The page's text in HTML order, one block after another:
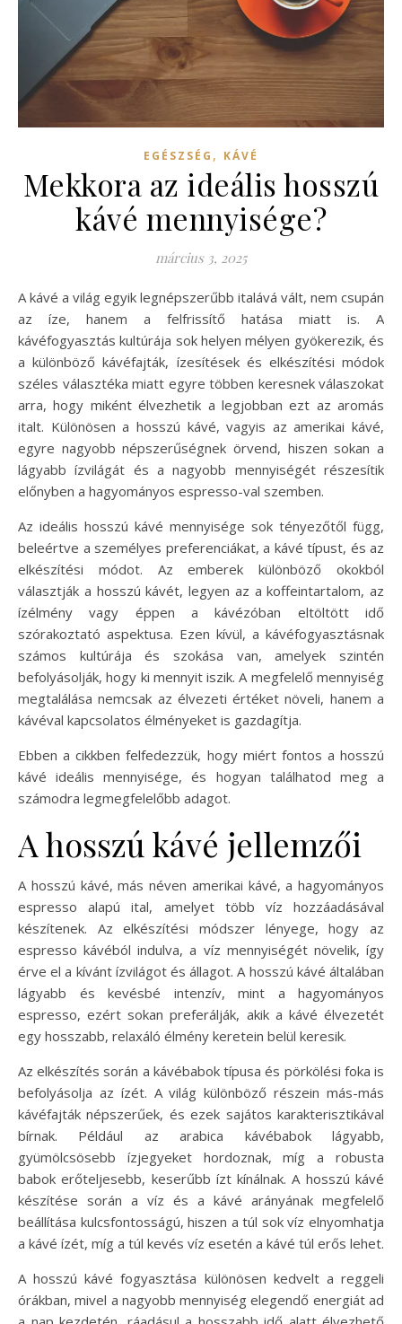
EGÉSZSÉG , KÁVÉ
Mekkora az ideális hosszú
kávé mennyisége?
március 3, 2025
A kávé a világ egyik legnépszerűbb italává vált, nem csupán
az íze, hanem a felfrissítő hatása miatt is. A
kávéfogyasztás kultúrája sok helyen mélyen gyökerezik, és
a különböző kávéfajták, ízesítések és elkészítési módok
széles választéka miatt egyre többen keresnek válaszokat
arra, hogy miként élvezhetik a legjobban ezt az aromás
italt. Különösen a hosszú kávé, vagyis az amerikai kávé,
egyre nagyobb népszerűségnek örvend, hiszen sokan a
lágyabb ízvilágát és a nagyobb mennyiségét részesítik
előnyben a hagyományos espresso-val szemben.
Az ideális hosszú kávé mennyisége sok tényezőtől függ,
beleértve a személyes preferenciákat, a kávé típust, és az
elkészítési módot. Az emberek különböző okokból
választják a hosszú kávét, legyen az a koffeintartalom, az
ízélmény vagy éppen a kávézóban eltöltött idő
szórakoztató aspektusa. Ezen kívül, a kávéfogyasztásnak
számos kultúrája és szokása van, amelyek szintén
befolyásolják, hogy ki mennyit iszik. A megfelelő mennyiség
megtalálása nemcsak az élvezeti értéket növeli, hanem a
kávéval kapcsolatos élményeket is gazdagítja.
Ebben a cikkben felfedezzük, hogy miért fontos a hosszú
kávé ideális mennyisége, és hogyan találhatod meg a
számodra legmegfelelőbb adagot.
A hosszú kávé jellemzői
A hosszú kávé, más néven amerikai kávé, a hagyományos
espresso alapú ital, amelyet több víz hozzáadásával
készítenek. Az elkészítési módszer lényege, hogy az
espresso kávéból indulva, a víz mennyiségét növelik, így
érve el a kívánt ízvilágot és állagot. A hosszú kávé általában
lágyabb és kevésbé intenzív, mint a hagyományos
espresso, ezért sokan preferálják, akik a kávé élvezetét
egy hosszabb, relaxáló élmény keretein belül keresik.
Az elkészítés során a kávébabok típusa és pörkölési foka is
befolyásolja az ízét. A világ különböző részein más-más
kávéfajták népszerűek, és ezek sajátos karakterisztikával
bírnak. Például az arabica kávébabok lágyabb,
gyümölcsösebb ízjegyeket hordoznak, míg a robusta
babok erőteljesebb, keserűbb ízt kínálnak. A hosszú kávé
készítése során a víz és a kávé arányának megfelelő
beállítása kulcsfontosságú, hiszen a túl sok víz elnyomhatja
a kávé ízét, míg a túl kevés víz esetén a kávé túl erős lehet.
A hosszú kávé fogyasztása különösen kedvelt a reggeli
órákban, mivel a nagyobb mennyiség elegendő energiát ad